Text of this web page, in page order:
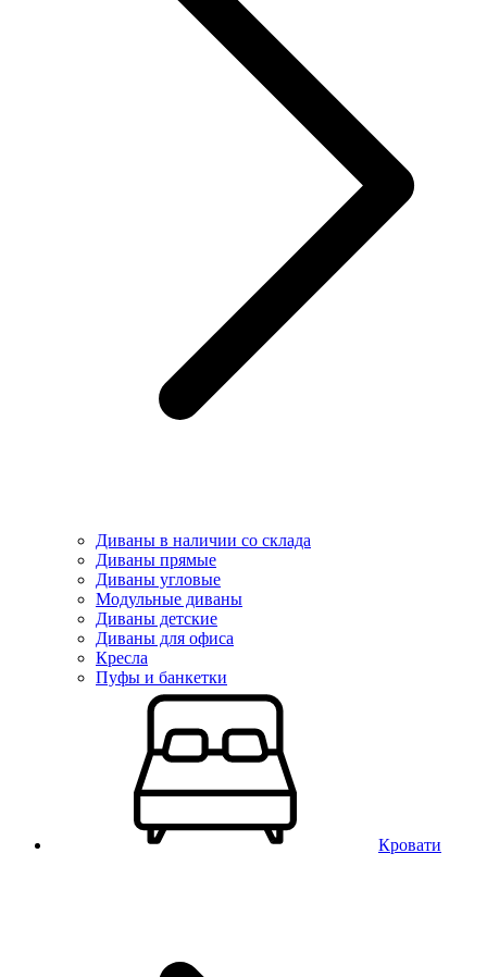
Диваны в наличии со склада
Диваны прямые
Диваны угловые
Модульные диваны
Диваны детские
Диваны для офиса
Кресла
Пуфы и банкетки
Кровати